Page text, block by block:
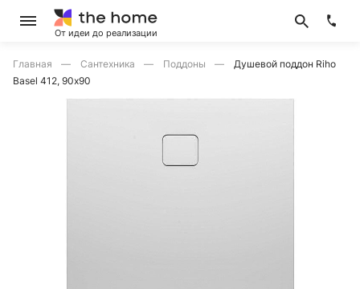
От идеи до реализации
Главная Сантехника Поддоны
Душевой поддон Riho
Basel 412, 90х90